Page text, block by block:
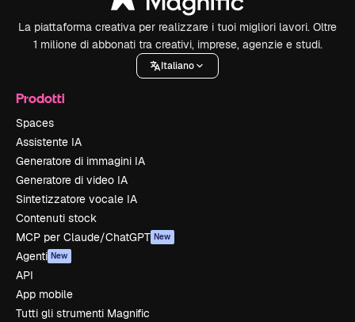
La piattaforma creativa per realizzare i tuoi migliori lavori. Oltre
1 milione di abbonati tra creativi, imprese, agenzie e studi.
Italiano
Prodotti
Spaces
Assistente IA
Generatore di immagini IA
Generatore di video IA
Sintetizzatore vocale IA
Contenuti stock
MCP per Claude/ChatGPT New
Agenti New
API
App mobile
Tutti gli strumenti Magnific